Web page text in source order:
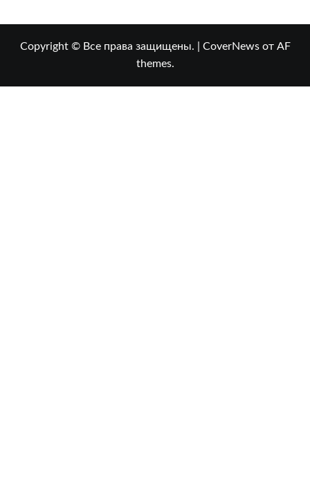
Copyright © Все права защищены. CoverNewsот AF
themes.